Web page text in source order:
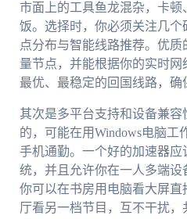
市面上的工具鱼龙混杂，卡
饭。选择时，你必须关注几
点分布与智能线路推荐。优
量节点，并能根据你的实时
最优、最稳定的回国线路，确
其次是多平台支持和设备兼
的，可能在用Windows电脑工
手机通勤。一个好的加速器应
统，并且允许你在一人多端
你可以在书房用电脑看大屏
厅看另一档节目，互不干扰